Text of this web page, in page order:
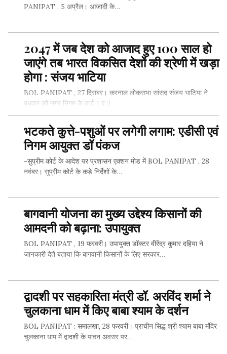
PANIPAT , 5 अप्रैल। आजादी के…
SHARE THIS...
2047 में जब देश को आजाद हुए 100 साल हो
जाएंगे तब भारत विकसित देशों की श्रेणी में खड़ा
होगा : संजय भाटिया
BOL PANIPAT , 27 दिसंबर। करनाल लोकसभा सांसद संजय भाटिया ने
बुधवार को नगर निगम के वार्ड 1 व 3…
SHARE THIS...
भटकते कुत्ते-पशुओं पर लगेगी लगाम: एडीसी एवं
निगम आयुक्त डॉ पंकज
-सुप्रीम कोर्ट के आदेश पर प्रशासन एक्शन मोड में BOL PANIPAT , 28
नवंबर। सुप्रीम कोर्ट के कड़े निर्देशों के…
SHARE THIS...
बागवानी योजना का मुख्य उद्देश्य किसानों की
आमदनी को बढ़ाना: उपायुक्त
BOL PANIPAT , 19 फरवरी। उपायुक्त डॉक्टर वीरेंद्र कुमार दहिया ने
जानकारी देते बताया कि बागवानी किसानों के लिए सरकार…
SHARE THIS...
द्वादशी पर सहकारिता मंत्री डॉ. अरविंद शर्मा ने
चुलकाना धाम में किए बाबा श्याम के दर्शन
BOL PANIPAT : समालखा, 28 फरवरी। प्राचीन सिद्ध श्री श्याम बाबा मंदिर
चुलकाना धाम में द्वादशी के पावन अवसर पर…